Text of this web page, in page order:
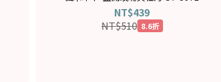
NT$439
NT$510 8.6折